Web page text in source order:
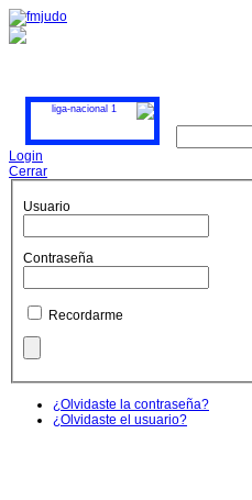
Login
Cerrar
Usuario
Contraseña
Recordarme
¿Olvidaste la contraseña?
¿Olvidaste el usuario?